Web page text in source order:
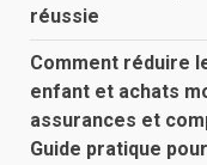
réussie
Comment réduire
enfant et achats
assurances et
Guide pratique